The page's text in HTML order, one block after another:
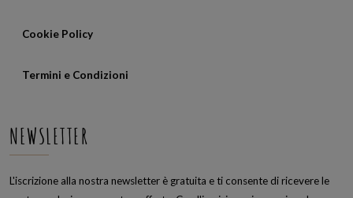
Cookie Policy
Termini e Condizioni
NEWSLETTER
L'iscrizione alla nostra newsletter è gratuita e ti consente di ricevere le